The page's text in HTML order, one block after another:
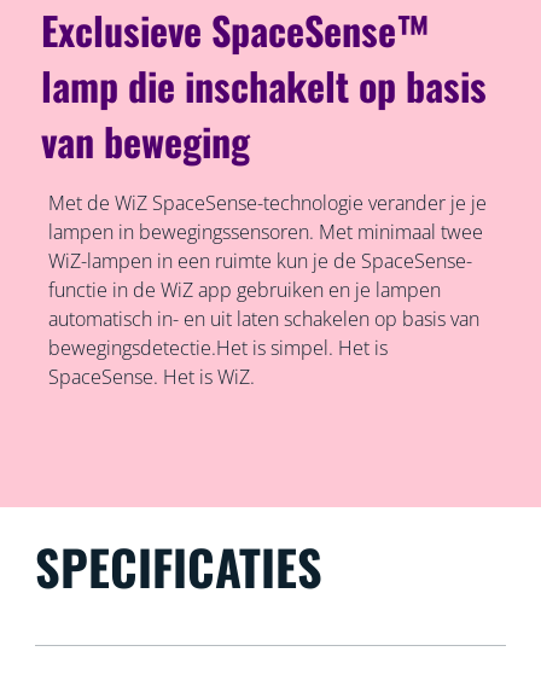
Exclusieve SpaceSense™
lamp die inschakelt op basis
van beweging
Met de WiZ SpaceSense-technologie verander je je
lampen in bewegingssensoren. Met minimaal twee
WiZ-lampen in een ruimte kun je de SpaceSense-
functie in de WiZ app gebruiken en je lampen
automatisch in- en uit laten schakelen op basis van
bewegingsdetectie.Het is simpel. Het is
SpaceSense. Het is WiZ.
SPECIFICATIES